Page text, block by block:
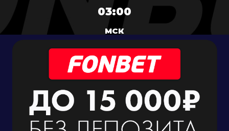
03:00
МСК